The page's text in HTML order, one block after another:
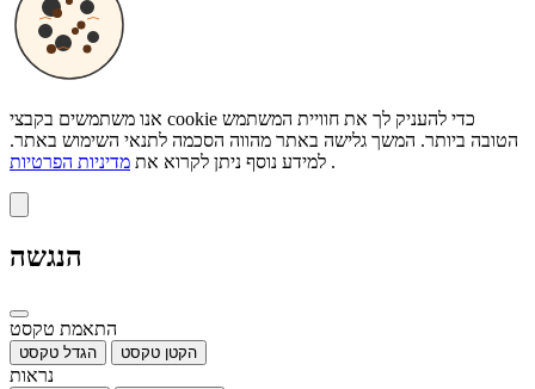
אנו משתמשים בקבצי cookie כדי להעניק לך את חוויית המשתמש
הטובה ביותר. המשך גלישה באתר מהווה הסכמה לתנאי השימוש באתר.
למידע נוסף ניתן לקרוא את מדיניות הפרטיות .
הנגשה
התאמת טקסט
הגדל טקסט הקטן טקסט
נראות